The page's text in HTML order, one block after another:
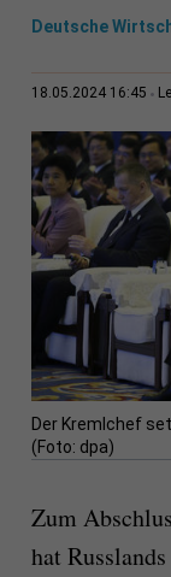
Deutsche
18.05.2024 16:45
Der Kremlchef
(Foto: dpa)
Zum
hat